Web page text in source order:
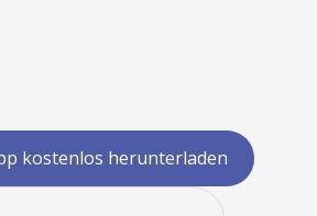
kostenlos herunterladen